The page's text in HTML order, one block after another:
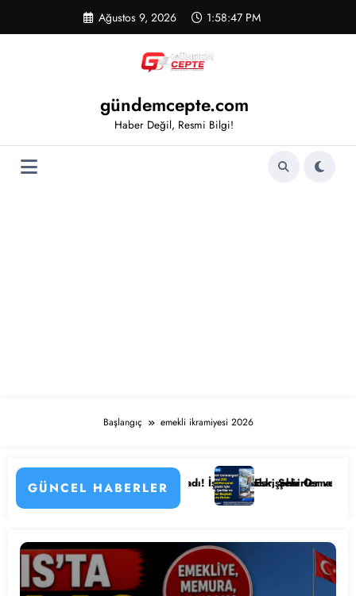
Ağustos 9, 2026 1:58:47 PM
gündemcepte.com
Haber Değil, Resmi Bilgi!
Başlangıç emekli ikramiyesi 2026
GÜNCEL HABERLER
Personel Alımı Başladı! İşte Kadrolar, Şehirler ve Başvuru
Eskişehir Osmangazi